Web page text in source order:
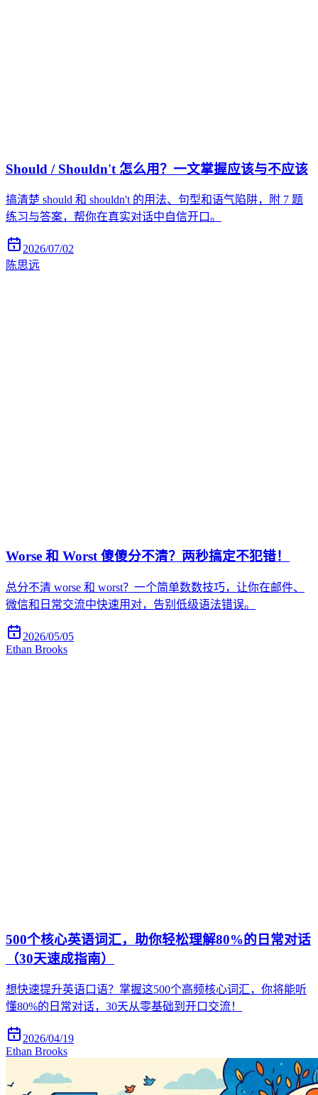
Should / Shouldn't 怎么用？一文掌握应该与不应该
搞清楚 should 和 shouldn't 的用法、句型和语气陷阱，附 7 题
练习与答案，帮你在真实对话中自信开口。
2026/07/02
陈思远
Worse 和 Worst 傻傻分不清？两秒搞定不犯错！
总分不清 worse 和 worst？一个简单数数技巧，让你在邮件、
微信和日常交流中快速用对，告别低级语法错误。
2026/05/05
Ethan Brooks
500个核心英语词汇，助你轻松理解80%的日常对话
（30天速成指南）
想快速提升英语口语？掌握这500个高频核心词汇，你将能听
懂80%的日常对话，30天从零基础到开口交流！
2026/04/19
Ethan Brooks